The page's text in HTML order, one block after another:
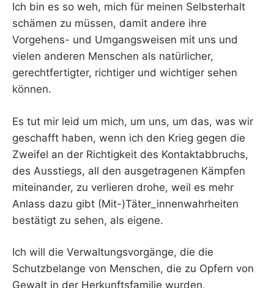
Ich bin es so weh, mich für meinen Selbsterhalt
schämen zu müssen, damit andere ihre
Vorgehens- und Umgangsweisen mit uns und
vielen anderen Menschen als natürlicher,
gerechtfertigter, richtiger und wichtiger sehen
können.
Es tut mir leid um mich, um uns, um das, was wir
geschafft haben, wenn ich den Krieg gegen die
Zweifel an der Richtigkeit des Kontaktabbruchs,
des Ausstiegs, all den ausgetragenen Kämpfen
miteinander, zu verlieren drohe, weil es mehr
Anlass dazu gibt (Mit-)Täter_innenwahrheiten
bestätigt zu sehen, als eigene.
Ich will die Verwaltungsvorgänge, die die
Schutzbelange von Menschen, die zu Opfern von
Gewalt in der Herkunftsfamilie wurden,